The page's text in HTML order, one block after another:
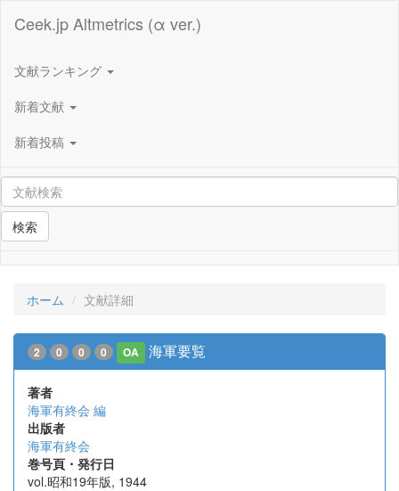
Ceek.jp Altmetrics (α ver.)
文献ランキング
新着文献
新着投稿
検索
ホーム 文献詳細
2 0 0 0 OA 海軍要覧
著者
海軍有終会 編
出版者
海軍有終会
巻号頁・発行日
vol.昭和19年版, 1944